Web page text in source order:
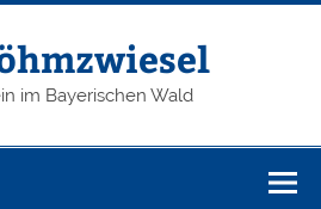
im Bayerischen Wald